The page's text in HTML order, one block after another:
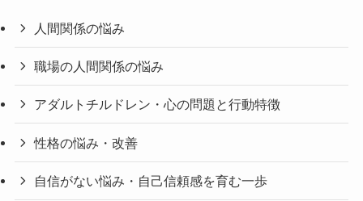
人間関係の悩み
職場の人間関係の悩み
アダルトチルドレン・心の問題と行動特徴
性格の悩み・改善
自信がない悩み・自己信頼感を育む一歩